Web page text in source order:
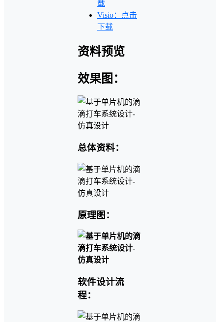
载
Visio：点击
下载
资料预览
效果图：
总体资料：
原理图：
软件设计流
程：